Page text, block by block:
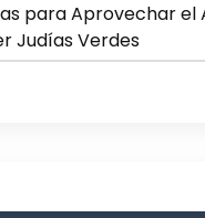
para Aprovechar el
Judías Verdes